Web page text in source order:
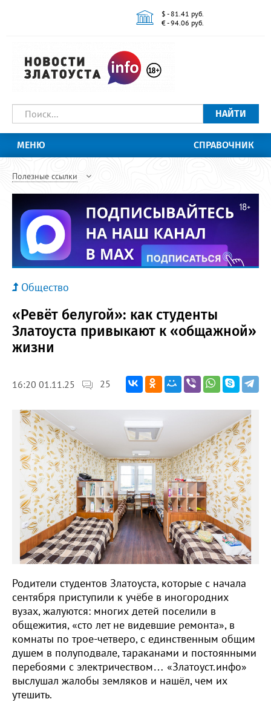
$ - 81.41 руб.
€ - 94.06 руб.
НАЙТИ
МЕНЮ СПРАВОЧНИК
Полезные ссылки
Общество
«Ревёт белугой»: как студенты
Златоуста привыкают к «общажной»
жизни
16:20 01.11.25 25
Родители студентов Златоуста, которые с начала
сентября приступили к учёбе в иногородних
вузах, жалуются: многих детей поселили в
общежития, «сто лет не видевшие ремонта», в
комнаты по трое-четверо, с единственным общим
душем в полуподвале, тараканами и постоянными
перебоями с электричеством… «Златоуст.инфо»
выслушал жалобы земляков и нашёл, чем их
утешить.